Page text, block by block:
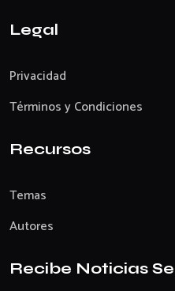
Legal
Privacidad
Términos y Condiciones
Recursos
Temas
Autores
Recibe Noticias